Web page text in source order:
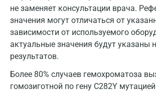
не заменяет консультации врача.
значения могут отличаться от
зависимости от используемого
актуальные значения будут указаны
результатов.
Более 80% случаев гемохроматоза
гомозиготной по гену C282Y
Москва
Нижний Новгород